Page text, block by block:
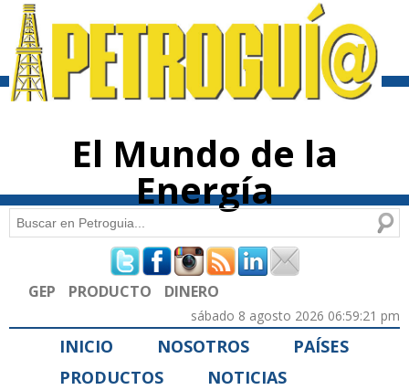
contenido
El Mundo de la
Energía
Formulario de búsqueda
Buscar
GEP PRODUCTO DINERO
sábado 8 agosto 2026 06:59:21 pm
INICIO NOSOTROS
PAÍSES
PRODUCTOS
NOTICIAS